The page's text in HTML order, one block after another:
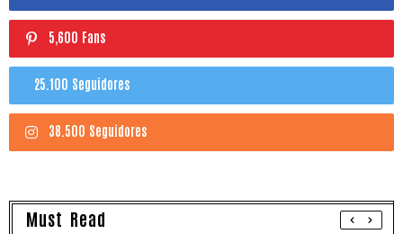
5,600 Fans
25.100 Seguidores
38.500 Seguidores
Must Read